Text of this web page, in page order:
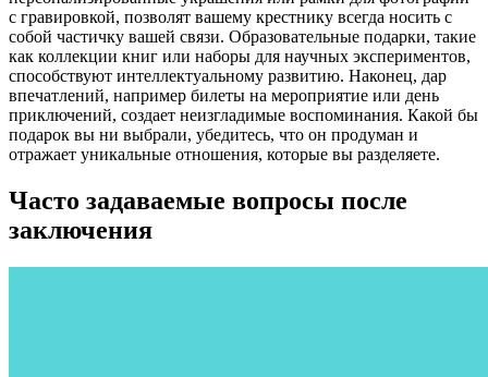
с гравировкой, позволят вашему крестнику всегда носить с
собой частичку вашей связи. Образовательные подарки, такие
как коллекции книг или наборы для научных экспериментов,
способствуют интеллектуальному развитию. Наконец, дар
впечатлений, например билеты на мероприятие или день
приключений, создает неизгладимые воспоминания. Какой бы
подарок вы ни выбрали, убедитесь, что он продуман и
отражает уникальные отношения, которые вы разделяете.
Часто задаваемые вопросы после
заключения